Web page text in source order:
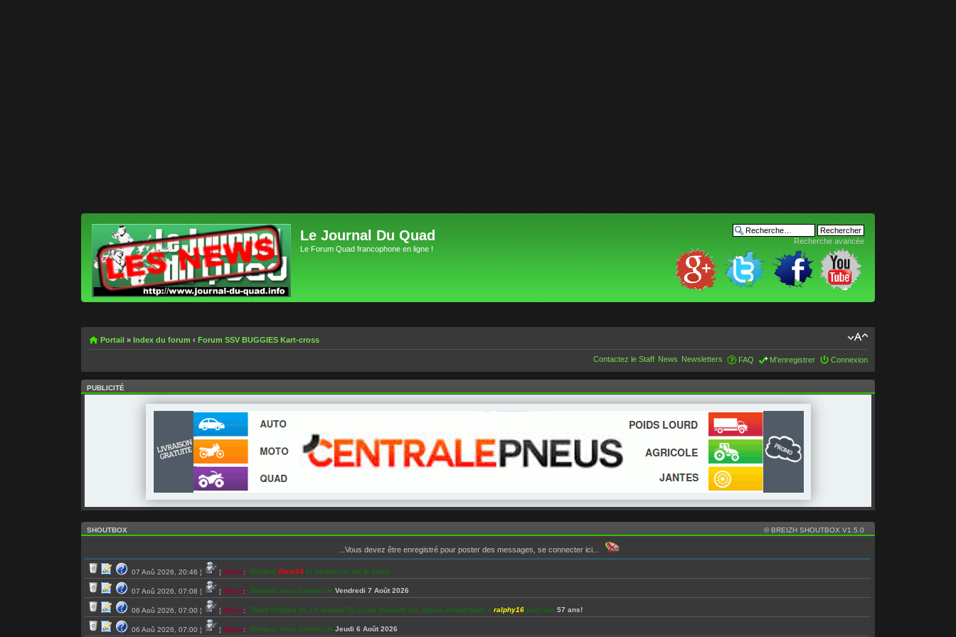
Le Journal Du Quad
Le Forum Quad francophone en ligne !
Recherche avancée
Portail »Index du forum ‹ Forum SSV BUGGIES Kart-cross
Contactez le Staff News Newsletters FAQ M’enregistrer Connexion
PUBLICITÉ
SHOUTBOX © BREIZH SHOUTBOX V1.5.0
...Vous devez être enregistré pour poster des messages, se connecter ici...
07 Aoû 2026, 20:46 ¦ ¦Robot: Bonjourfiona19 et bienvenue sur le forum...
07 Aoû 2026, 07:08 ¦ ¦Robot: Bonjour, nous sommes leVendredi 7 Août 2026
06 Aoû 2026, 07:00 ¦ ¦Robot: Toute l’équipe de Le Journal Du Quad souhaite un Joyeux anniversaire àralphy16 pour ses57 ans!
06 Aoû 2026, 07:00 ¦ ¦Robot: Bonjour, nous sommes leJeudi 6 Août 2026